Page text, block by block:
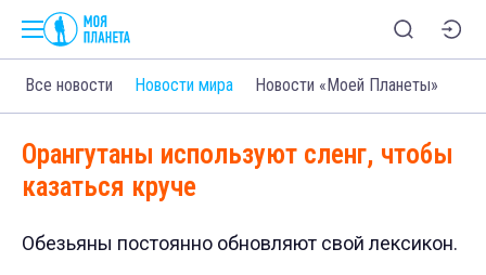
Все новости Новости мира Новости «Моей Планеты»
Орангутаны используют сленг, чтобы
казаться круче
Обезьяны постоянно обновляют свой лексикон.